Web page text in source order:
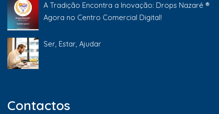
A Tradição Encontra a Inovação: Drops Nazaré ®
Agora no Centro Comercial Digital!
Ser, Estar, Ajudar
Contactos